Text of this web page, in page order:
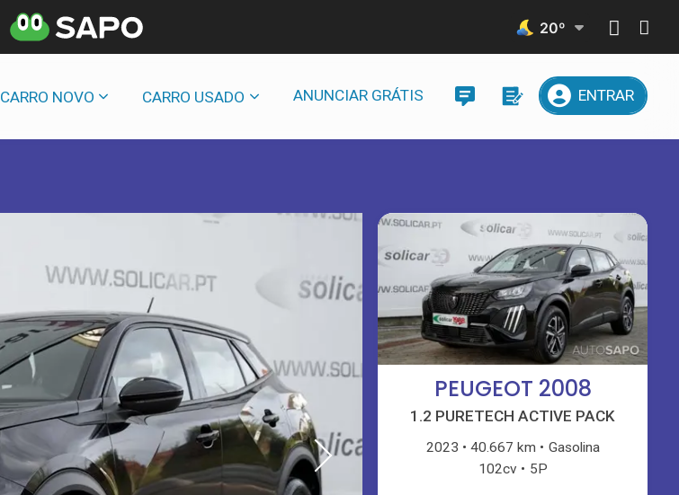
20º
CARRO NOVO CARRO USADO ANUNCIAR GRÁTIS ENTRAR
PEUGEOT 2008
1.2 PURETECH ACTIVE PACK
2023 40.667 km
Gasolina
102cv
5P